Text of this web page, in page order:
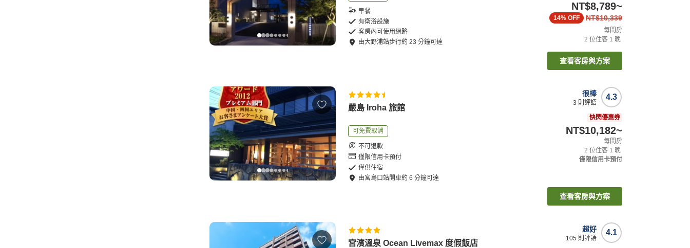
早餐
有衛浴設施
客房內可使用網路
由大野浦站步行約23 分鐘可達
NT$8,789~
NT$10,339
14% OFF
每間房
2 位住客 1 晚
查看客房與方案
嚴島 Iroha 旅館
可免費取消
不可退款
僅限信用卡預付
僅供住宿
由宮島口站開車約6 分鐘可達
4.3
很棒
3 則評語
快閃優惠券
NT$10,182~
每間房
2 位住客 1 晚
僅限信用卡預付
查看客房與方案
宮濱溫泉 Ocean Livemax 度假飯店
4.1
超好
105 則評語